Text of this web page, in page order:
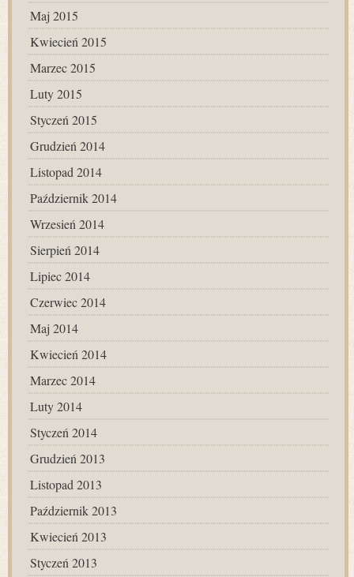
Maj 2015
Kwiecień 2015
Marzec 2015
Luty 2015
Styczeń 2015
Grudzień 2014
Listopad 2014
Październik 2014
Wrzesień 2014
Sierpień 2014
Lipiec 2014
Czerwiec 2014
Maj 2014
Kwiecień 2014
Marzec 2014
Luty 2014
Styczeń 2014
Grudzień 2013
Listopad 2013
Październik 2013
Kwiecień 2013
Styczeń 2013